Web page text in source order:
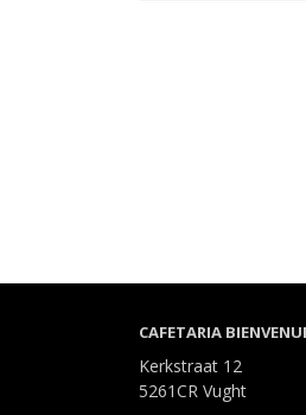
CAFETARIA
Kerkstraat 12
5261CR Vught